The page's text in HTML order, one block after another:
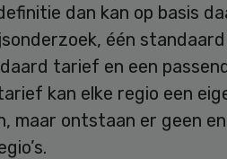
dan kan op basis
één
tarief en een
kan elke regio een
maar ontstaan er geen